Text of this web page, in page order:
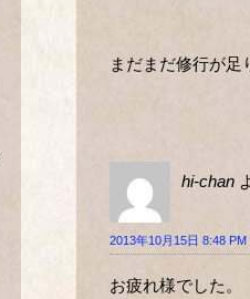
まだまだ修行が足
hi-chan
2013年10月15日 8:48 PM
お疲れ様でした。